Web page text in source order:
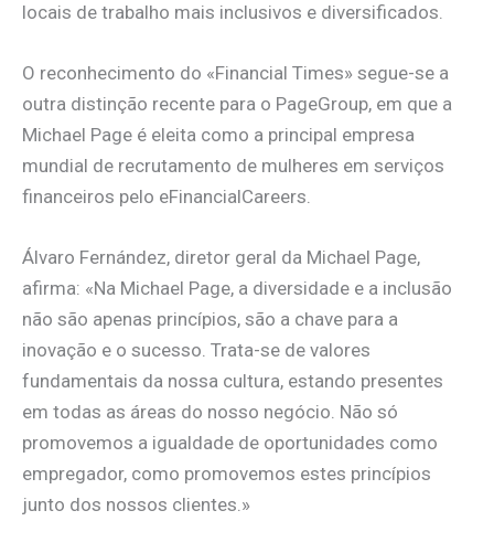
locais de trabalho mais inclusivos e diversificados.
O reconhecimento do «Financial Times» segue-se a
outra distinção recente para o PageGroup, em que a
Michael Page é eleita como a principal empresa
mundial de recrutamento de mulheres em serviços
financeiros pelo eFinancialCareers.
Álvaro Fernández, diretor geral da Michael Page,
afirma: «Na Michael Page, a diversidade e a inclusão
não são apenas princípios, são a chave para a
inovação e o sucesso. Trata-se de valores
fundamentais da nossa cultura, estando presentes
em todas as áreas do nosso negócio. Não só
promovemos a igualdade de oportunidades como
empregador, como promovemos estes princípios
junto dos nossos clientes.»